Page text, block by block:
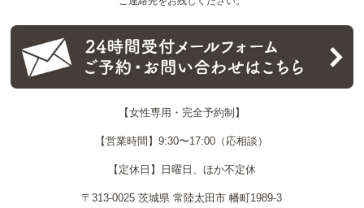
【女性専用・完全予約制】
【営業時間】9:30〜17:00（応相談）
【定休日】日曜日、ほか不定休
〒313-0025 茨城県 常陸太田市 幡町1989-3